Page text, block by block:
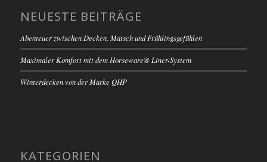
NEUESTE BEITRÄGE
Abenteuer zwischen Decken, Matsch und Frühlingsgefühlen
Maximaler Komfort mit dem Horseware® Liner-System
Winterdecken von der Marke QHP
KATEGORIEN